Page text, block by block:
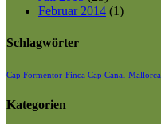
Februar 2014 (1)
Schlagwörter
Cap Formentor Finca Cap Canal Mallorca
Kategorien